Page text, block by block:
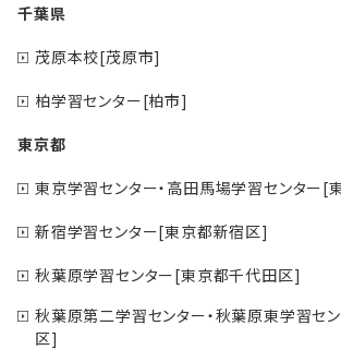
千葉県
茂原本校[茂原市]
柏学習センター[柏市]
東京都
東京学習センター・高田馬場学習センター[
新宿学習センター[東京都新宿区]
秋葉原学習センター[東京都千代田区]
秋葉原第二学習センター・秋葉原東学習セ
区]